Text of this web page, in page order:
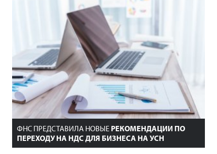
ФНС ПРЕДСТАВИЛА НОВЫЕ РЕКОМЕНДАЦИИ ПО
ПЕРЕХОДУ НА НДС ДЛЯ БИЗНЕСА НА УСН